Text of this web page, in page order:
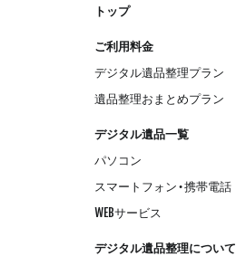
トップ
ご利用料金
デジタル遺品整理プラン
遺品整理おまとめプラン
デジタル遺品一覧
パソコン
スマートフォン・携帯電話
WEBサービス
デジタル遺品整理について